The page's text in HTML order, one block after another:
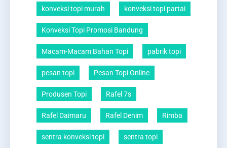
konveksi topi murah konveksi topi partai
Konveksi Topi Promosi Bandung
Macam-Macam Bahan Topi pabrik topi
pesan topi Pesan Topi Online
Produsen Topi Rafel 7s
Rafel Daimaru Rafel Denim Rimba
sentra konveksi topi sentra topi